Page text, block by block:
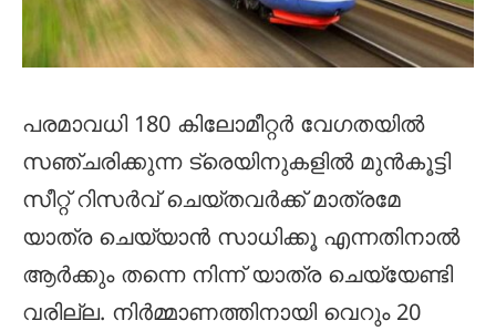
പരമാവധി 180 കിലോമീറ്റർ വേഗതയിൽ
സഞ്ചരിക്കുന്ന ട്രെയിനുകളിൽ മുൻകൂട്ടി
സീറ്റ് റിസർവ് ചെയ്തവർക്ക് മാത്രമേ
യാത്ര ചെയ്യാൻ സാധിക്കൂ എന്നതിനാൽ
ആർക്കും തന്നെ നിന്ന് യാത്ര ചെയ്യേണ്ടി
വരില്ല. നിർമ്മാണത്തിനായി വെറും 20